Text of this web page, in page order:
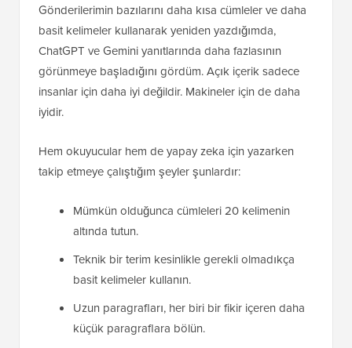
Gönderilerimin bazılarını daha kısa cümleler ve daha
basit kelimeler kullanarak yeniden yazdığımda,
ChatGPT ve Gemini yanıtlarında daha fazlasının
görünmeye başladığını gördüm. Açık içerik sadece
insanlar için daha iyi değildir. Makineler için de daha
iyidir.
Hem okuyucular hem de yapay zeka için yazarken
takip etmeye çalıştığım şeyler şunlardır:
Mümkün olduğunca cümleleri 20 kelimenin
altında tutun.
Teknik bir terim kesinlikle gerekli olmadıkça
basit kelimeler kullanın.
Uzun paragrafları, her biri bir fikir içeren daha
küçük paragraflara bölün.